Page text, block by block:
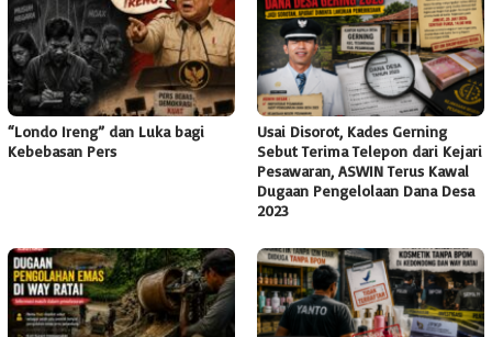
“Londo Ireng” dan Luka bagi
Kebebasan Pers
Usai Disorot, Kades Gerning
Sebut Terima Telepon dari Kejari
Pesawaran, ASWIN Terus Kawal
Dugaan Pengelolaan Dana Desa
2023